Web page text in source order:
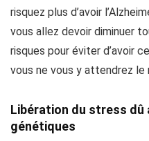
risquez plus d’avoir
vous allez devoir diminuer
risques pour éviter d’avoir
vous ne vous y attendrez le
Libération du stress dû
génétiques